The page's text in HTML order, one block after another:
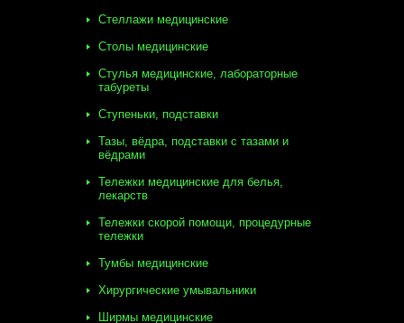
Стеллажи медицинские
Столы медицинские
Стулья медицинские, лабораторные
табуреты
Ступеньки, подставки
Тазы, вёдра, подставки с тазами и
вёдрами
Тележки медицинские для белья,
лекарств
Тележки скорой помощи, процедурные
тележки
Тумбы медицинские
Хирургические умывальники
Ширмы медицинские